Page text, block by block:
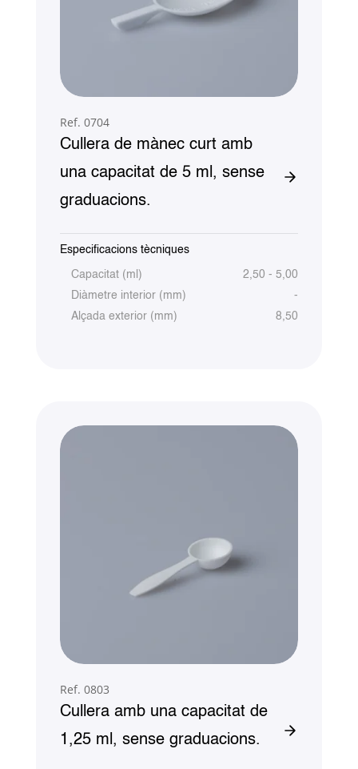
Ref. 0704
Cullera de mànec curt amb
una capacitat de 5 ml, sense
graduacions.
Especificacions tècniques
Capacitat (ml)
2,50 - 5,00
Diàmetre interior (mm)
-
Alçada exterior (mm)
8,50
Ref. 0803
Cullera amb una capacitat de
1,25 ml, sense graduacions.